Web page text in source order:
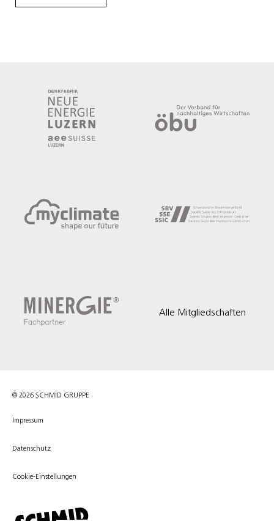
Alle Mitgliedschaften
© 2026 SCHMID GRUPPE
Impressum
Datenschutz
Cookie-Einstellungen